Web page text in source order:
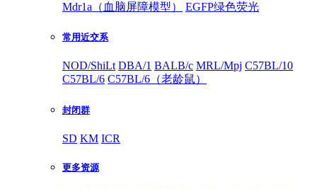
Mdr1a（血脑屏障模型）
EGFP绿色荧光
常用近交系
NOD/ShiLt DBA/1 BALB/c MRL/Mpj C57BL/10
C57BL/6 C57BL/6（老龄鼠）
封闭群
SD KM ICR
更多资源